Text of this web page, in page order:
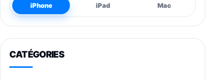
iPhone iPad Mac
CATÉGORIES